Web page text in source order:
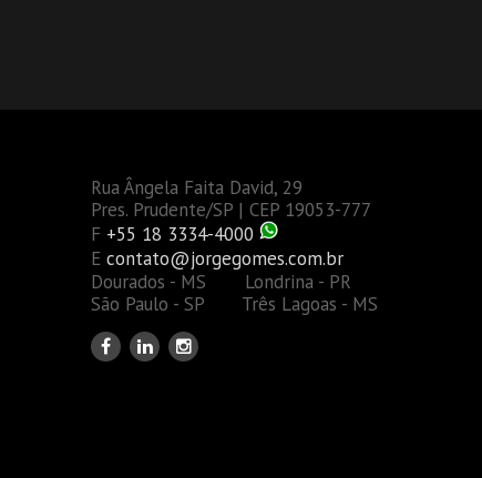
Rua Ângela Faita David, 29
Pres. Prudente/SP | CEP 19053-777
F +55 18 3334-4000
E contato@jorgegomes.com.br
Dourados - MS Londrina - PR
São Paulo - SP Três Lagoas - MS